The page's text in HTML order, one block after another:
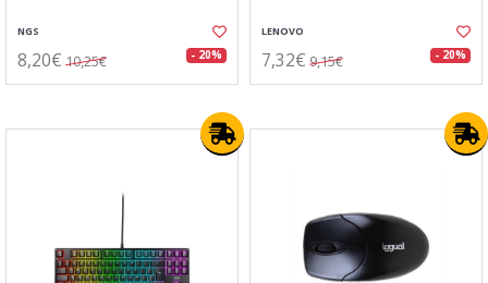
NGS
8,20€ 10,25€ - 20%
LENOVO
7,32€ 9,15€ - 20%